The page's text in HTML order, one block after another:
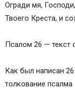
Огради мя,
Твоего Креста, и
Псалом 26 — текст
Как был написан
толкование псалма